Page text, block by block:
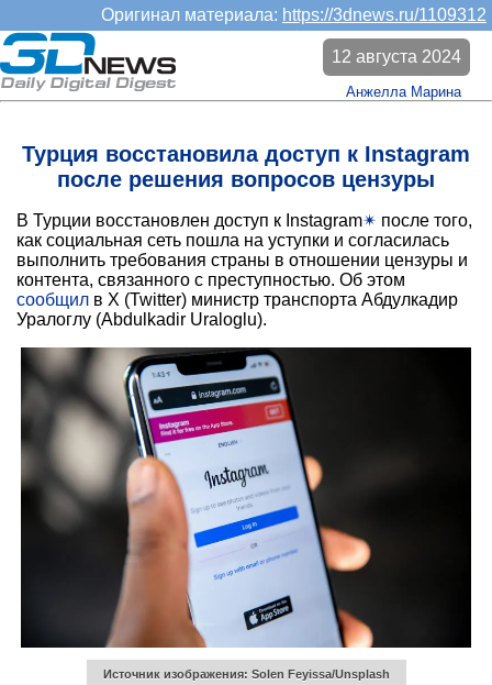
Оригинал материала: https://3dnews.ru/1109312
Турция восстановила доступ к Instagram
после решения вопросов цензуры
12 августа 2024
Анжелла Марина
В Турции восстановлен доступ к Instagram✴ после того,
как социальная сеть пошла на уступки и согласилась
выполнить требования страны в отношении цензуры и
контента, связанного с преступностью. Об этом
сообщил в X (Twitter) министр транспорта Абдулкадир
Уралоглу (Abdulkadir Uraloglu).
Источник изображения: Solen Feyissa/Unsplash